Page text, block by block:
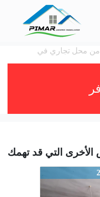
الأخرى التي قد تهمك